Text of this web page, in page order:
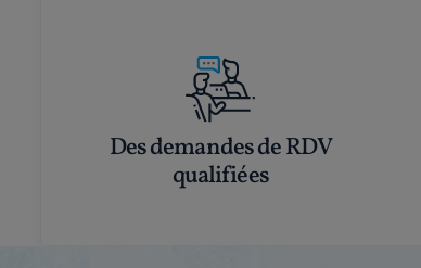
Des demandes de RDV
qualifiées